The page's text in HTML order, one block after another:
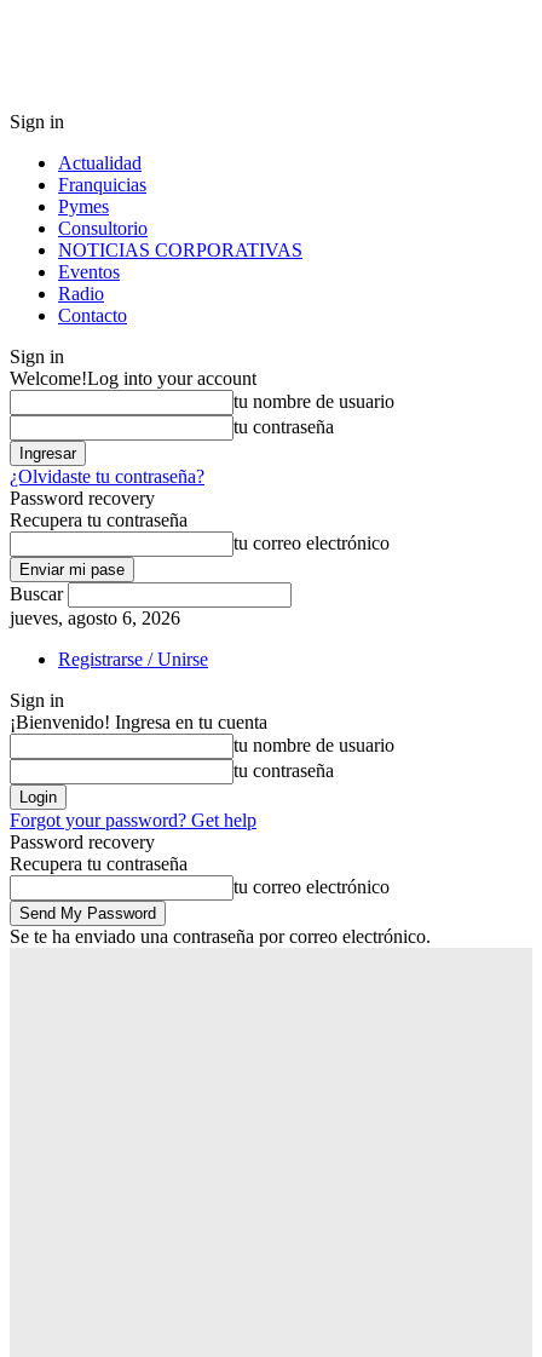
Sign in
Actualidad
Franquicias
Pymes
Consultorio
NOTICIAS CORPORATIVAS
Eventos
Radio
Contacto
Sign in
Welcome!Log into your account
tu nombre de usuario
tu contraseña
¿Olvidaste tu contraseña?
Password recovery
Recupera tu contraseña
tu correo electrónico
Buscar
jueves, agosto 6, 2026
Registrarse / Unirse
Sign in
¡Bienvenido! Ingresa en tu cuenta
tu nombre de usuario
tu contraseña
Forgot your password? Get help
Password recovery
Recupera tu contraseña
tu correo electrónico
Se te ha enviado una contraseña por correo electrónico.